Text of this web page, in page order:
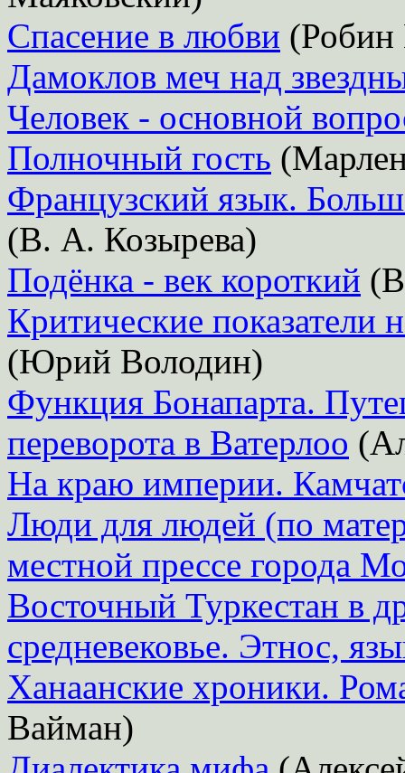
Спасение в любви (Робин
Дамоклов меч над
Человек - основной
Полночный гость
Французский язык.
(В. А. Козырева)
Подёнка - век короткий
Критические показатели
(Юрий Володин)
Функция Бонапарта.
переворота в Ватерлоо
На краю империи.
Люди для людей (по
местной прессе города
Восточный Туркестан в
средневековье. Этнос,
Ханаанские хроники.
Вайман)